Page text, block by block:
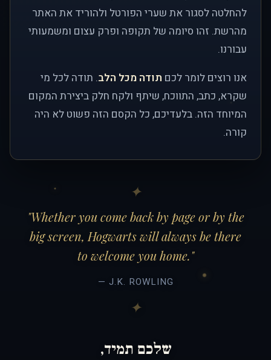
להחלטה לסגור את שערי הפורטל ולהוריד את האתר
מהרשת. זהו סיומה של תקופה ופרק עצום ומשמעותי
עבורנו.
אנו רוצים לומר לכם תודה מכל הלב. תודה לכל מי
שקרא, כתב, התווכח, שיתף ולקח חלק ביצירת המקום
המיוחד הזה. בלעדיכם, כל הקסם הזה פשוט לא היה
קורה.
"Whether you come back by page or by the
big screen, Hogwarts will always be there
to welcome you home."
— J.K. ROWLING
שלכם תמיד,